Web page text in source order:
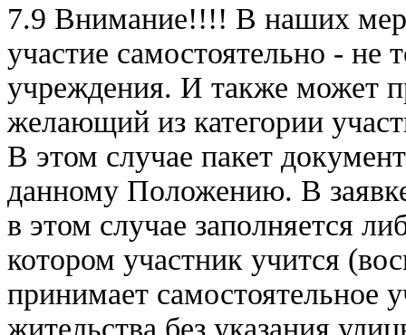
7.9 Внимание!!!! В наших
участие самостоятельно - не
учреждения. И также может
желающий из категории
В этом случае пакет
данному Положению. В
в этом случае заполняется
котором участник учится
принимает самостоятельное
жительства без указания